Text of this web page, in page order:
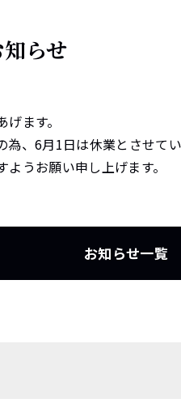
らせ
ます。
、6月1日は休業とさせてい
うお願い申し上げます。
お知らせ一覧